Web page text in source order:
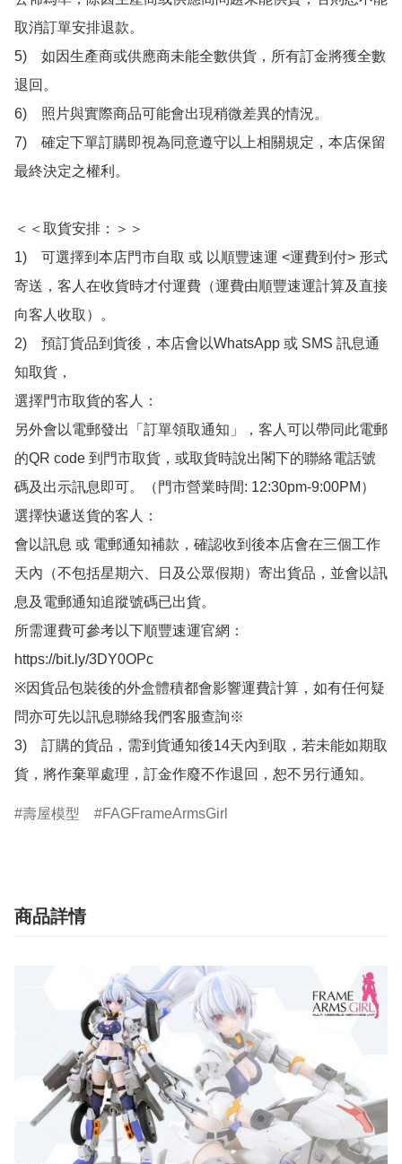
取消訂單安排退款。
5)　如因生產商或供應商未能全數供貨，所有訂金將獲全數
退回。
6)　照片與實際商品可能會出現稍微差異的情況。
7)　確定下單訂購即視為同意遵守以上相關規定，本店保留
最終決定之權利。
＜＜取貨安排：＞＞
1)　可選擇到本店門市自取 或 以順豐速運 <運費到付> 形式
寄送，客人在收貨時才付運費（運費由順豐速運計算及直接
向客人收取）。
2)　預訂貨品到貨後，本店會以WhatsApp 或 SMS 訊息通
知取貨，
選擇門市取貨的客人：
另外會以電郵發出「訂單領取通知」，客人可以帶同此電郵
的QR code 到門市取貨，或取貨時說出閣下的聯絡電話號
碼及出示訊息即可。（門市營業時間: 12:30pm-9:00PM）
選擇快遞送貨的客人：
會以訊息 或 電郵通知補款，確認收到後本店會在三個工作
天內（不包括星期六、日及公眾假期）寄出貨品，並會以訊
息及電郵通知追蹤號碼已出貨。
所需運費可參考以下順豐速運官網：
https://bit.ly/3DY0OPc
※因貨品包裝後的外盒體積都會影響運費計算，如有任何疑
問亦可先以訊息聯絡我們客服查詢※
3)　訂購的貨品，需到貨通知後14天內到取，若未能如期取
貨，將作棄單處理，訂金作廢不作退回，恕不另行通知。
壽屋模型 FAGFrameArmsGirl
商品詳情